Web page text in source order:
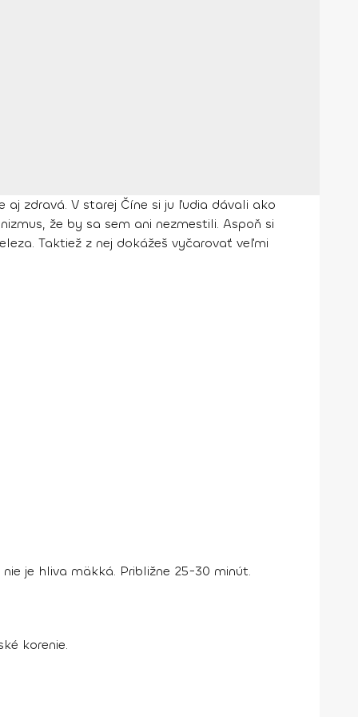
zdravá. V starej Číne si ju ľudia dávali ako
že by sa sem ani nezmestili. Aspoň si
Taktiež z nej dokážeš vyčarovať veľmi
je hliva mäkká. Približne 25-30 minút.
korenie.